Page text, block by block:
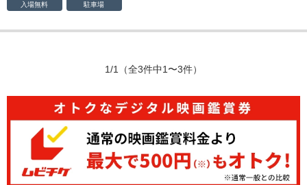
入場無料 駐車場
1/1 （全3件中1〜3件）